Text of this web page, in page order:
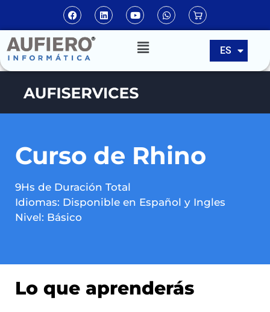
ES
EN
PT
Curso de Rhino
9Hs de Duración Total
Idiomas: Disponible en Español y Ingles
Nivel: Básico
Lo que aprenderás